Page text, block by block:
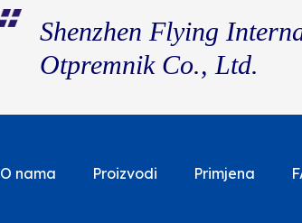
Shenzhen Flying
Otpremnik Co., Ltd.
O nama Proizvodi Primjena